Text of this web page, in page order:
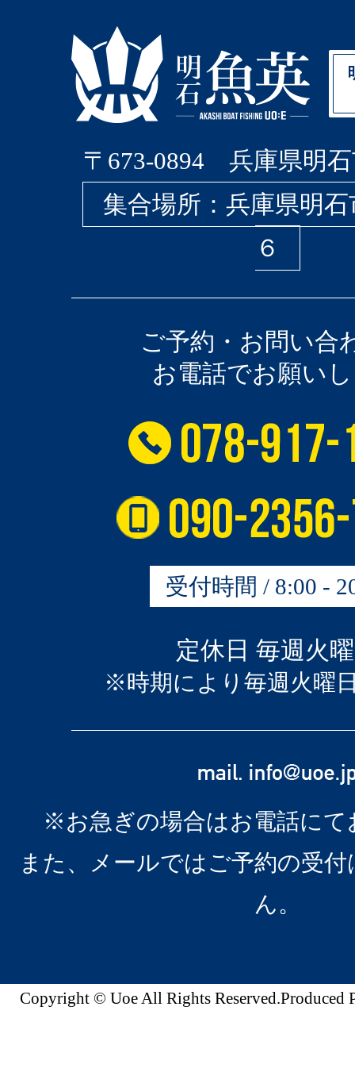
〒673-0894 兵庫県明石
集合場所：兵庫県明
６
ご予約・お問い合
お電話でお願い
受付時間 / 8:00 -
定休日 毎週火
※時期により毎週火曜
※お急ぎの場合はお電話にて
また、メールではご予約の受
ん。
Copyright © Uoe All Rights Reserved.Produced